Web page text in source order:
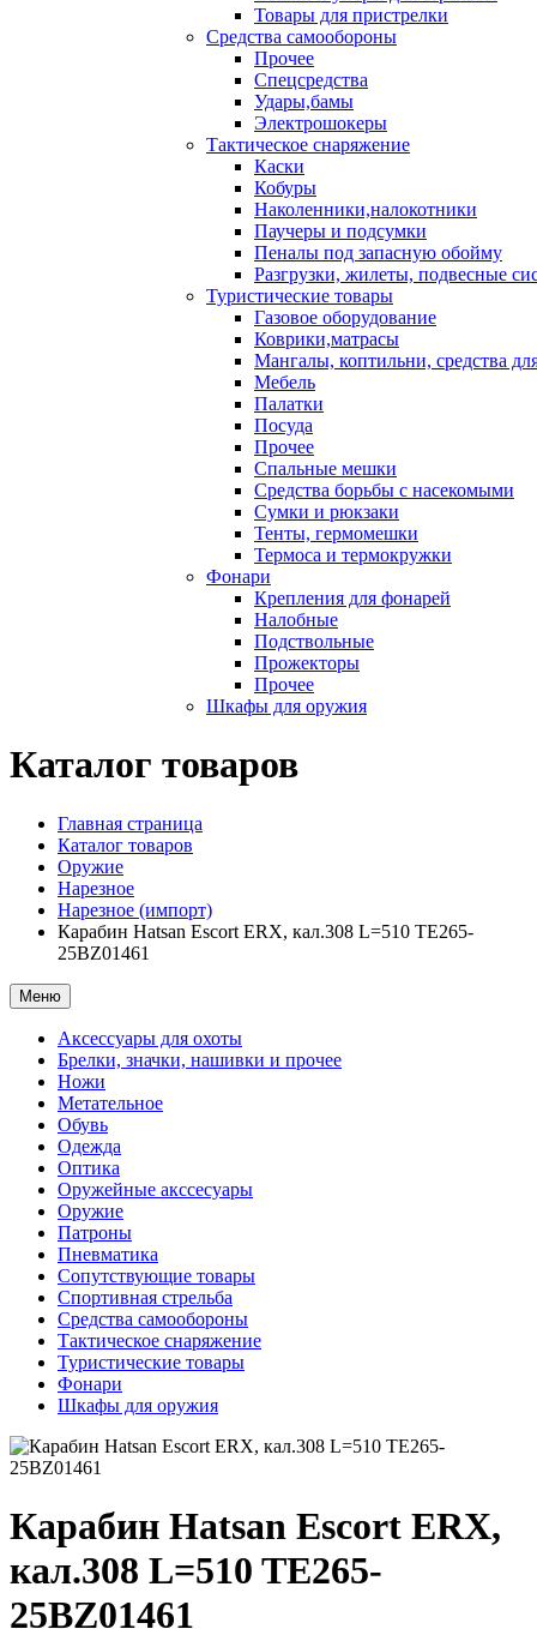
Товары для пристрелки
Средства самообороны
Прочее
Спецсредства
Удары,бамы
Электрошокеры
Тактическое снаряжение
Каски
Кобуры
Наколенники,налокотники
Паучеры и подсумки
Пеналы под запасную обойму
Разгрузки, жилеты, подвесные
Туристические товары
Газовое оборудование
Коврики,матрасы
Мангалы, коптильни, средства
Мебель
Палатки
Посуда
Прочее
Спальные мешки
Средства борьбы с насекомыми
Сумки и рюкзаки
Тенты, гермомешки
Термоса и термокружки
Фонари
Крепления для фонарей
Налобные
Подствольные
Прожекторы
Прочее
Шкафы для оружия
Каталог товаров
Главная страница
Каталог товаров
Оружие
Нарезное
Нарезное (импорт)
Карабин Hatsan Escort ERX, кал.308 L=510 TE265-
25BZ01461
Меню
Аксессуары для охоты
Брелки, значки, нашивки и прочее
Ножи
Метательное
Обувь
Одежда
Оптика
Оружейные акссесуары
Оружие
Патроны
Пневматика
Сопутствующие товары
Спортивная стрельба
Средства самообороны
Тактическое снаряжение
Туристические товары
Фонари
Шкафы для оружия
Карабин Hatsan Escort ERX,
кал.308 L=510 TE265-
25BZ01461